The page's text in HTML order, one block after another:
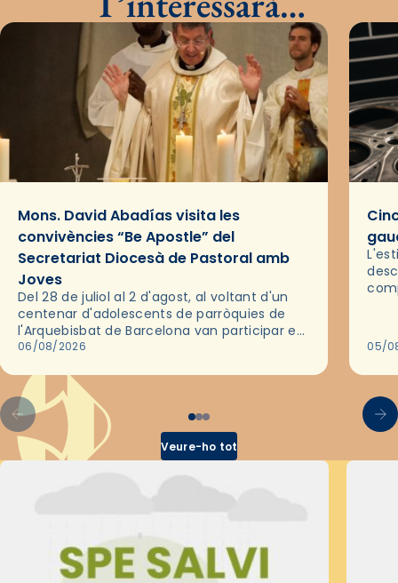
Mons. David Abadías visita les
convivències “Be Apostle” del
Secretariat Diocesà de Pastoral amb
Joves
Del 28 de juliol al 2 d'agost, al voltant d'un
centenar d'adolescents de parròquies de
l'Arquebisbat de Barcelona van participar en
les convivències Be Apostle, organitzades
06/08/2026 05/
Veure-ho tot